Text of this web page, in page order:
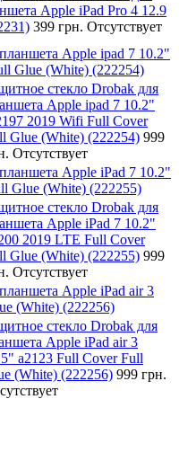
Apple iPad Pro 4 12.9
399 грн. Отсутствует
Apple ipad 7 10.2"
Glue (White) (222254)
стекло Drobak для
Apple ipad 7 10.2"
2019 Wifi Full Cover
Glue (White) (222254) 999
Отсутствует
Apple iPad 7 10.2"
Glue (White) (222255)
стекло Drobak для
Apple iPad 7 10.2"
2019 LTE Full Cover
Glue (White) (222255) 999
Отсутствует
Apple iPad air 3
(White) (222256)
стекло Drobak для
Apple iPad air 3
a2123 Full Cover Full
(White) (222256) 999 грн.